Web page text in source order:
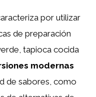
por utilizar
de preparación
tapioca cocida
modernas
de sabores, como